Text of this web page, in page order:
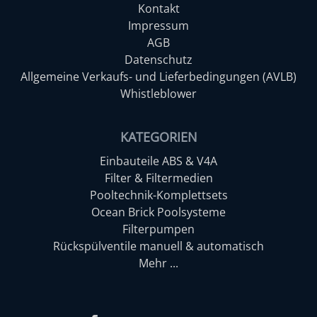
Kontakt
Impressum
AGB
Datenschutz
Allgemeine Verkaufs- und Lieferbedingungen (AVLB)
Whistleblower
KATEGORIEN
Einbauteile ABS & V4A
Filter & Filtermedien
Pooltechnik-Komplettsets
Ocean Brick Poolsysteme
Filterpumpen
Rückspülventile manuell & automatisch
Mehr ...